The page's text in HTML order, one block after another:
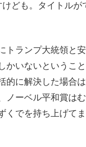
ども。タイトル
トランプ大統領と
かいないというこ
的に解決した場合
ノーベル平和賞は
でを持ち上げてま